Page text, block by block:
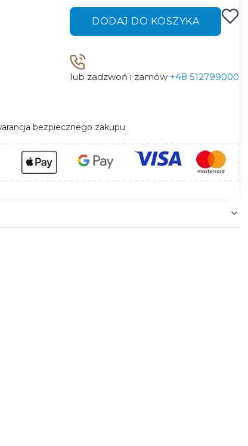
DODAJ DO KOSZYKA
lub zadzwoń i zamów +48 512799000
bezpiecznego zakupu